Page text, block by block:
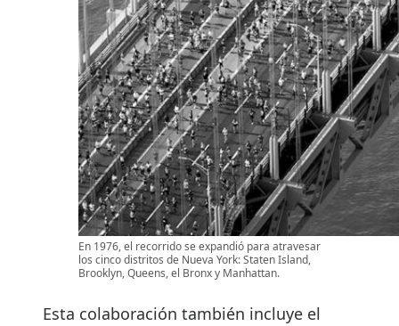
En 1976, el recorrido se expandió para atravesar
los cinco distritos de Nueva York: Staten Island,
Brooklyn, Queens, el Bronx y Manhattan.
Esta colaboración también incluye el